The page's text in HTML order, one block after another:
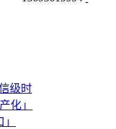
级时
化」